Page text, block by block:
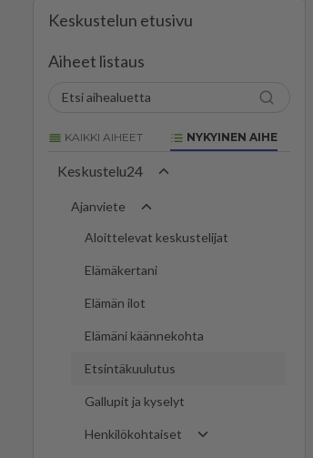
Keskustelun etusivu
Aiheet listaus
KAIKKI AIHEET NYKYINEN AIHE
Keskustelu24
Ajanviete
Aloittelevat keskustelijat
Elämäkertani
Elämän ilot
Elämäni käännekohta
Etsintäkuulutus
Gallupit ja kyselyt
Henkilökohtaiset